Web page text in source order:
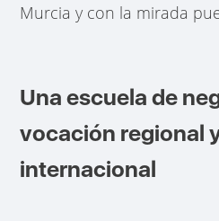
Murcia y con la mirada
Una escuela de
vocación regional
internacional